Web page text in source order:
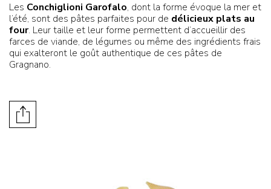
Les Conchiglioni Garofalo, dont la forme évoque la mer et
l’été, sont des pâtes parfaites pour de délicieux plats au
four. Leur taille et leur forme permettent d’accueillir des
farces de viande, de légumes ou même des ingrédients frais
qui exalteront le goût authentique de ces pâtes de
Gragnano.